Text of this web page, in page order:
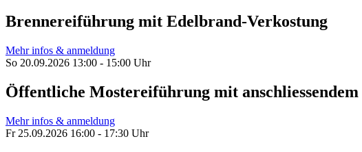
Brennereiführung mit Edelbrand-Verkostung
Mehr infos & anmeldung
So 20.09.2026 13:00 - 15:00 Uhr
Öffentliche Mostereiführung mit
Mehr infos & anmeldung
Fr 25.09.2026 16:00 - 17:30 Uhr